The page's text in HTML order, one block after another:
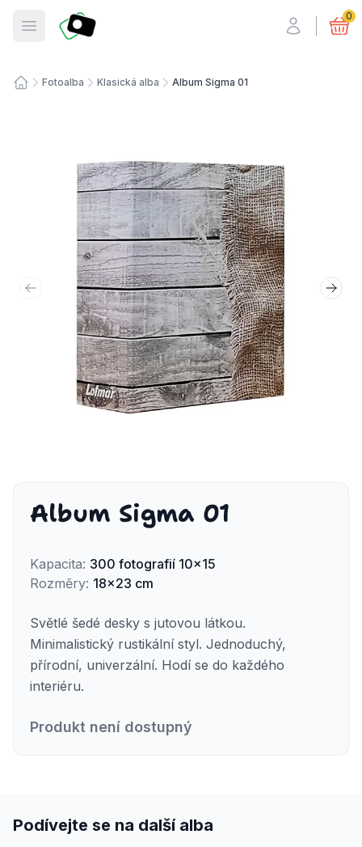
Otevřít menu
Fotosmart 0
Fotoalba Klasická alba Album Sigma 01
Předchozí snímek Další
Album Sigma 01
Kapacita: 300 fotografií 10x15
Rozměry: 18x23 cm
Světlé šedé desky s jutovou látkou.
Minimalistický rustikální styl. Jednoduchý,
přírodní, univerzální. Hodí se do každého
interiéru.
Produkt není dostupný
Podívejte se na další alba